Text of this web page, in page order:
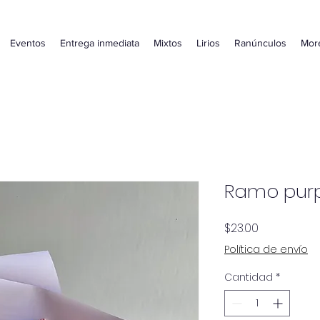
Eventos Entrega inmediata Mixtos Lirios Ranúnculos
Ramo
$23.00
Política de envío
Cantidad *